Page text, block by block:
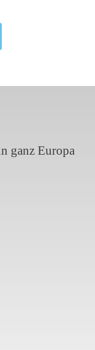
ganz Europa